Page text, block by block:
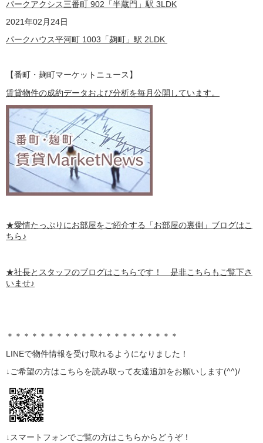
パークアクシス三番町 902「半蔵門」駅 3LDK
2021年02月24日
パークハウス平河町 1003「麹町」駅 2LDK
【番町・麹町マーケットニュース】
賃貸物件の成約データおよび分析を毎月公開しています。
★愛情たっぷりにお部屋をご紹介する 「お部屋の裏側」 ブログはこ
ちら♪
★社長とスタッフのブログはこちらです！ 是非こちらもご覧下さ
いませ♪
＊＊＊＊＊＊＊＊＊＊＊＊＊＊＊＊＊＊＊＊＊
LINEで物件情報を受け取れるようになりました！
↓ご希望の方はこちらを読み取って友達追加をお願いします(^^)/
↓スマートフォンでご覧の方はこちらからどうぞ！